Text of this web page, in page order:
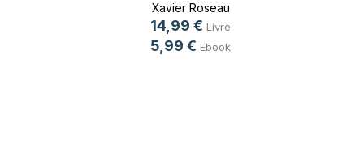
Xavier Roseau
14,99 € Livre
5,99 € Ebook